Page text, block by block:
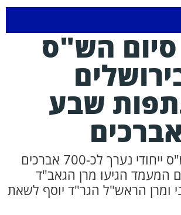
הש"ס
שבע
מעמד סיום הש"ס ייחודי נערך לכ-700 אברכים
המעמד הגיעו מרן הגאב"ד
הראש"ל הגר"ד יוסף לשאת